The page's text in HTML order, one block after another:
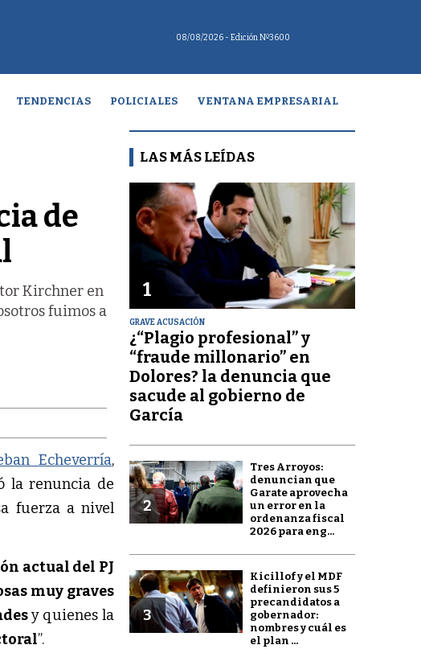
08/08/2026 - Edición Nº3600
TENDENCIAS POLICIALES VENTANA EMPRESARIAL
de
Kirchner en
fuimos a
Echeverría,
la renuncia de
fuerza a nivel
actual del PJ
muy graves
y quienes la
”.
LAS MÁS LEÍDAS
1
GRAVE ACUSACIÓN
¿“Plagio profesional” y
“fraude millonario” en
Dolores? la denuncia que
sacude al gobierno de
García
2
Tres Arroyos:
denuncian que
Garate aprovecha
un error en la
ordenanza fiscal
2026 para eng...
3
Kicillof y el MDF
definieron sus 5
precandidatos a
gobernador:
nombres y cuál es
el plan ...